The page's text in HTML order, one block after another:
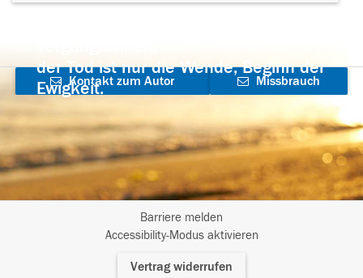
der Tod ist nur die Wende, Beginn der
Ewigkeit.
Kontakt zum Autor
aufnehmen
Missbrauch
Barriere melden
Accessibility-Modus aktivieren
Vertrag widerrufen